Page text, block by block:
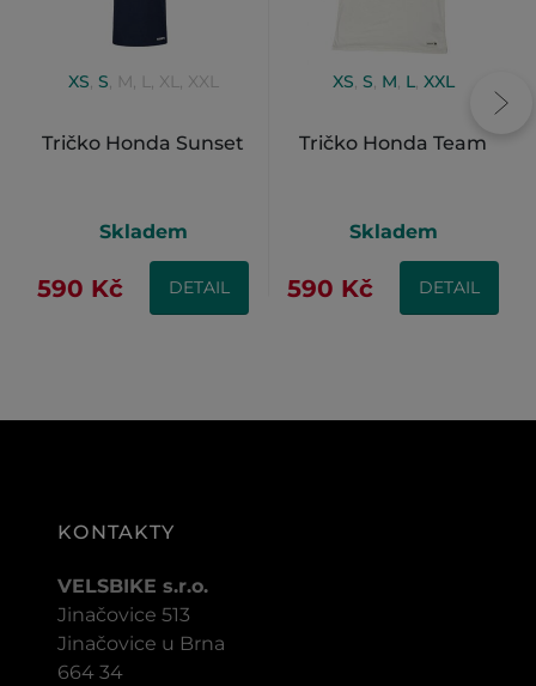
XS, S, M, L, XL, XXL
Tričko Honda Sunset
Skladem
590 Kč DETAIL
XS, S, M, L, XXL
Tričko Honda Team
Skladem
590 Kč DETAIL
KONTAKTY
VELSBIKE s.r.o.
Jinačovice 513
Jinačovice u Brna
664 34